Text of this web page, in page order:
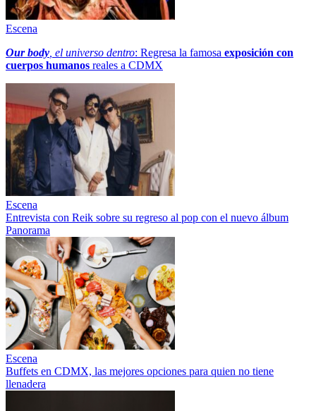
Escena
Our body , el universo dentro: Regresa la famosa exposición con
cuerpos humanos reales a CDMX
Escena
Entrevista con Reik sobre su regreso al pop con el nuevo álbum
Panorama
Escena
Buffets en CDMX, las mejores opciones para quien no tiene
llenadera